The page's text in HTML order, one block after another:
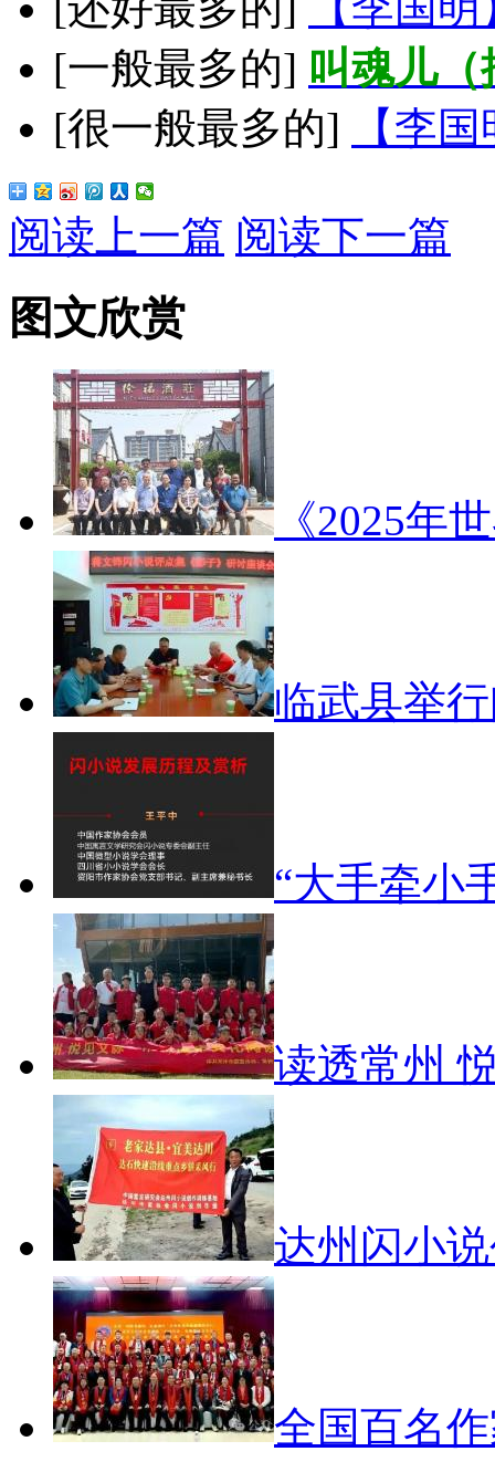
[一般最多的] 叫魂儿
[很一般最多的]
【李
阅读上一篇 阅读下一篇
图文欣赏
《2025年
临武县举
“大手牵小
读透常州
达州闪小
全国百名